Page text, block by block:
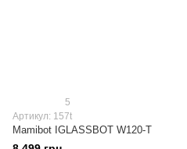
5
Артикул: 157t
Mamibot IGLASSBOT W120-T